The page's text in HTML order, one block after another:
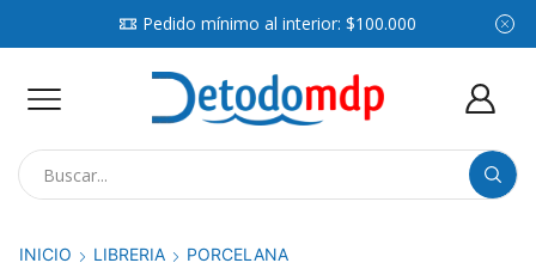
Pedido mínimo al interior: $100.000
INICIO LIBRERIA PORCELANA